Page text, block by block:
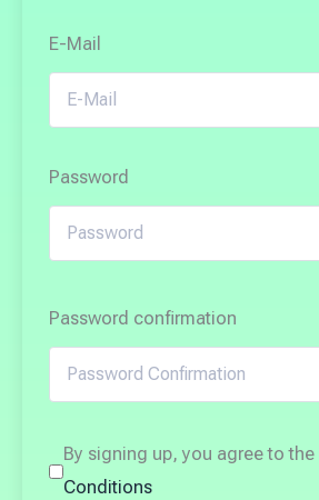
E-Mail
Password
Password confirmation
By signing up, you agree to the
Conditions